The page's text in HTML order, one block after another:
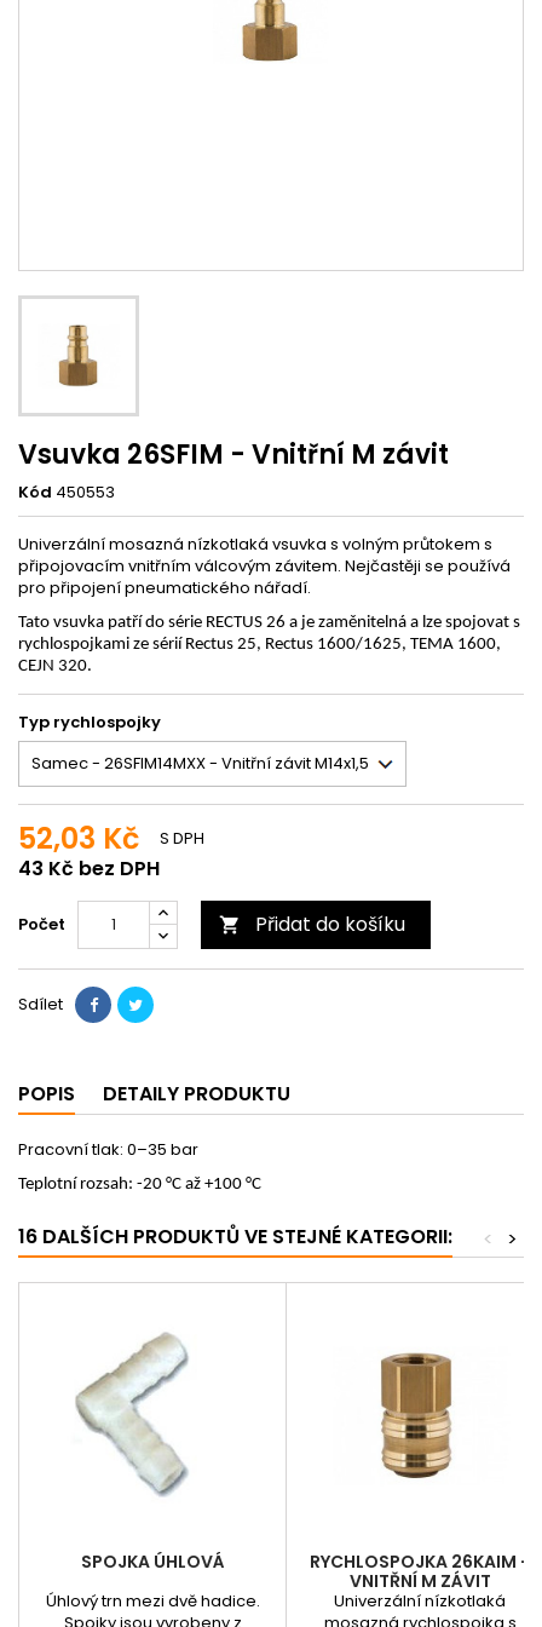
Vsuvka 26SFIM - Vnitřní M závit
Kód 450553
Univerzální mosazná nízkotlaká vsuvka s volným průtokem s
připojovacím vnitřním válcovým závitem. Nejčastěji se používá
pro připojení pneumatického nářadí.
Tato vsuvka patří do série RECTUS 26 a je zaměnitelná a lze spojovat s
rychlospojkami ze sérií Rectus 25, Rectus 1600/1625, TEMA 1600,
CEJN 320.
Typ rychlospojky
52,03 Kč
43 Kč bez DPH
S DPH
Počet  Přidat do košíku
Sdílet
POPIS DETAILY PRODUKTU
Pracovní tlak: 0–35 bar
Teplotní rozsah: -20 °C až +100 °C
16 DALŠÍCH PRODUKTŮ VE STEJNÉ KATEGORII: >
<
SPOJKA ÚHLOVÁ
Úhlový trn mezi dvě hadice.
Spojky jsou vyrobeny z
RYCHLOSPOJKA 26KAIM -
VNITŘNÍ M ZÁVIT
Univerzální nízkotlaká
mosazná rychlospojka s